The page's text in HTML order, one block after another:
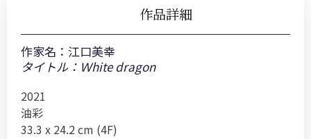
作品詳細
作家名： 江口美幸
タイトル：Ｗhite dragon
2021
油彩
33.3 x 24.2 cm (4F)